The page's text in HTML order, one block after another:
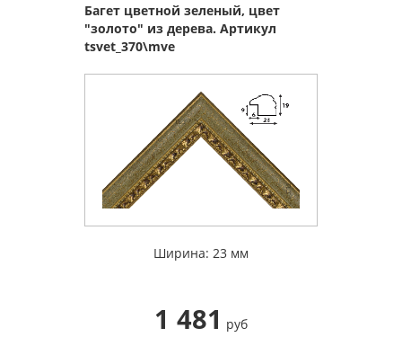
Багет цветной зеленый, цвет
"золото" из дерева. Артикул
tsvet_370\mve
Ширина: 23 мм
1 481 руб